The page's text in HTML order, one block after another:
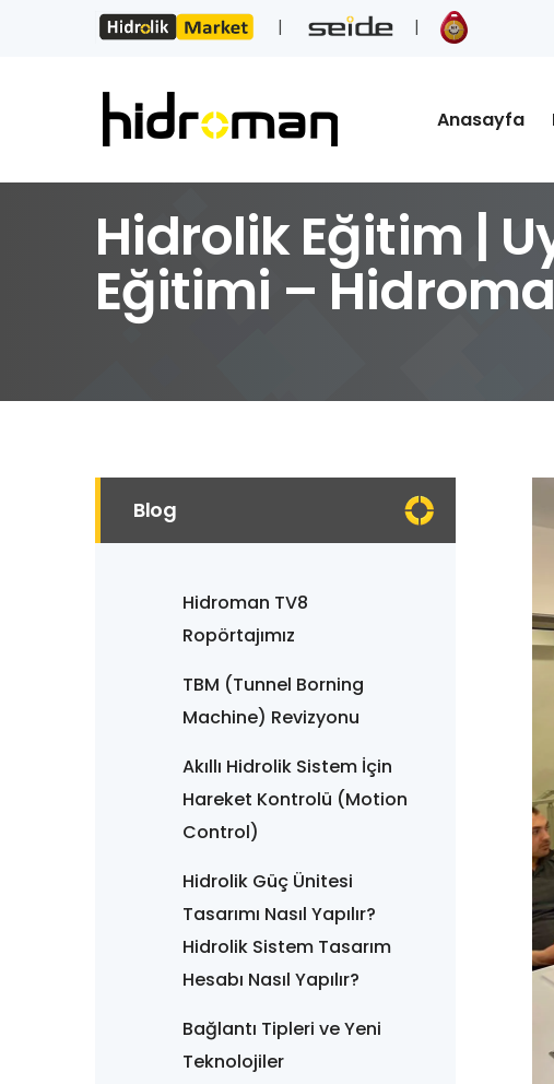
Anasayfa
Hidrolik Eğitim |
Eğitimi –
Blog
Hidroman TV8
Ropörtajımız
TBM (Tunnel Borning
Machine) Revizyonu
Akıllı Hidrolik Sistem İçin
Hareket Kontrolü (Motion
Control)
Hidrolik Güç Ünitesi
Tasarımı Nasıl Yapılır?
Hidrolik Sistem Tasarım
Hesabı Nasıl Yapılır?
Bağlantı Tipleri ve Yeni
Teknolojiler